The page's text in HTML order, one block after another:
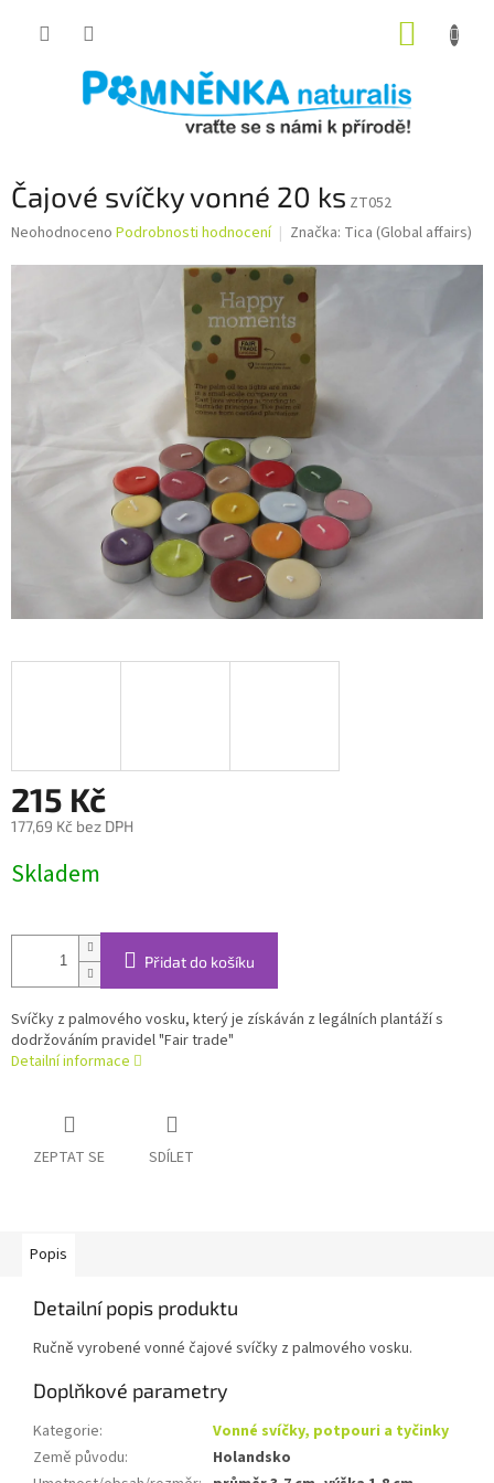
Čajové svíčky vonné 20 ks ZT052
Průměrné
hvězdiček.
Neohodnoceno Podrobnosti hodnocení Značka: Tica (Global affairs)
215 Kč
177,69 Kč bez DPH
cena:
Skladem
Přidat do košíku
Svíčky z palmového vosku, který je získáván z legálních plantáží s
dodržováním pravidel "Fair trade"
Detailní informace
ZEPTAT SE SDÍLET
Popis
Detailní popis produktu
Ručně vyrobené vonné čajové svíčky z palmového vosku.
Doplňkové parametry
Kategorie:
Vonné svíčky, potpouri a tyčinky
Země původu:
Holandsko